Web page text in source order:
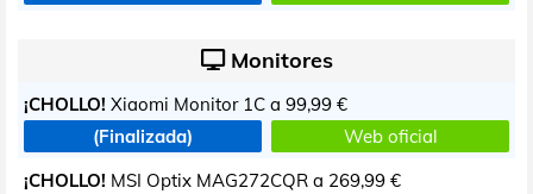
Monitores
¡CHOLLO! Xiaomi Monitor 1C a 99,99 €
(Finalizada)
Web oficial
¡CHOLLO! MSI Optix MAG272CQR a 269,99 €